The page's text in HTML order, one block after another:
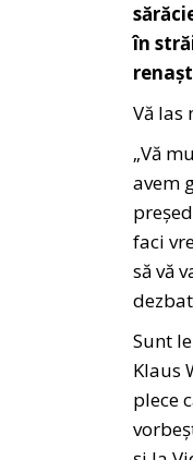
în
Vă las
„Vă
avem
faci
să vă
Sunt
Klaus
plece